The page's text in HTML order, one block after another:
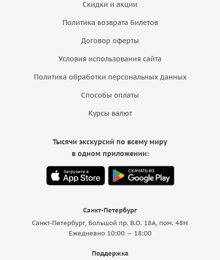
Скидки и акции
Политика возврата билетов
Договор оферты
Условия использования сайта
Политика обработки персональных данных
Способы оплаты
Курсы валют
Санкт-Петербург
Санкт-Петербург, Большой пр. В.О. 18A, пом. 48Н
Ежедневно 10:00 — 18:00
Поддержка
Тысячи экскурсий по всему миру
в одном приложении: